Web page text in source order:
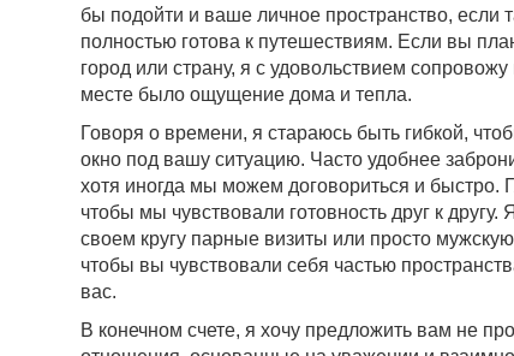
бы подойти и ваше личное пространство, если
полностью готова к путешествиям. Если вы
город или страну, я с удовольствием
месте было ощущение дома и тепла.
Говоря о времени, я стараюсь быть гибкой,
окно под вашу ситуацию. Часто удобнее
хотя иногда мы можем договориться и
чтобы мы чувствовали готовность друг к другу.
своем кругу парные визиты или просто
чтобы вы чувствовали себя частью
вас.
В конечном счете, я хочу предложить вам не